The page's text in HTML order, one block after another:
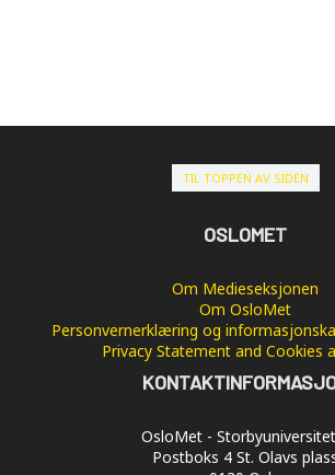
TIL TOPPEN AV SIDEN
OSLOMET
Om Medieseksjonen
Om OsloMet
Personvernerklæring og
Privacy Statement and Cookies
OsloMet -
Postboks 4 St. Olavs